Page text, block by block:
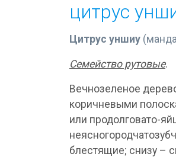
цитрус
Цитрус уншиу
Семейство рутовые.
Вечнозеленое
коричневыми
или продолговато-
блестящие; снизу –